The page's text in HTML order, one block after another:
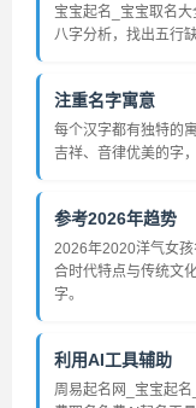
宝宝起名_宝宝取名
八字分析，找出五行
注重名字寓意
每个汉字都有独特的
吉祥、音律优美的字
参考2026年趋势
2026年2020洋气女
合时代特点与传统文
字。
利用AI工具辅助
周易起名网_宝宝起